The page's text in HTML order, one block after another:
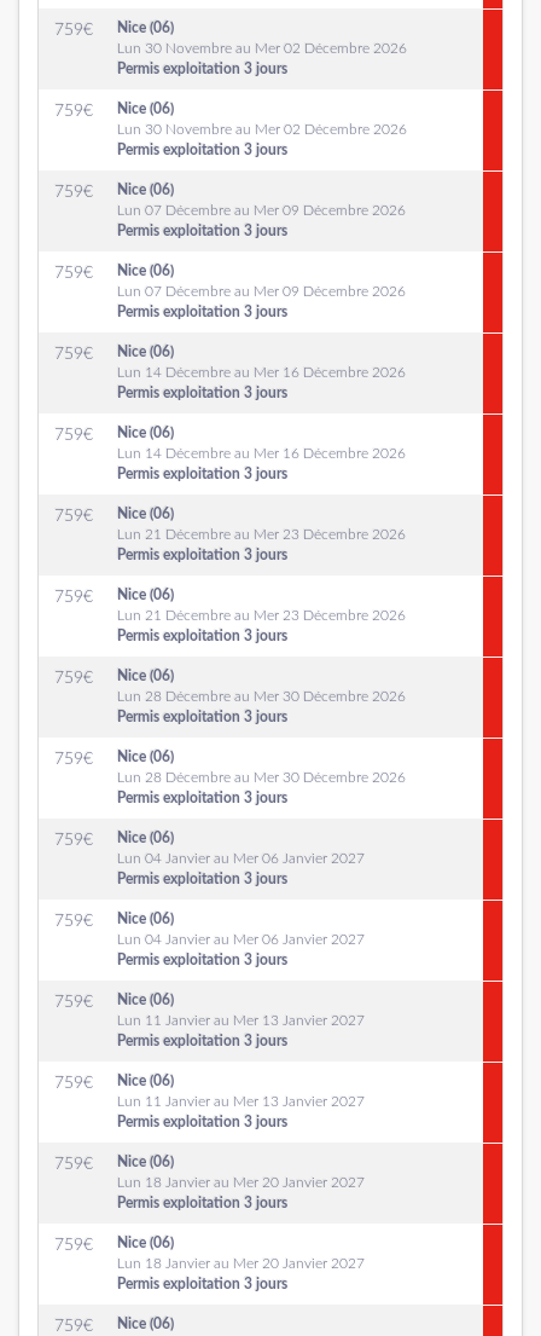
759€
Nice (06)
Lun 30 Novembre au Mer 02 Décembre 2026
Permis exploitation 3 jours
759€
Nice (06)
Lun 30 Novembre au Mer 02 Décembre 2026
Permis exploitation 3 jours
759€
Nice (06)
Lun 07 Décembre au Mer 09 Décembre 2026
Permis exploitation 3 jours
759€
Nice (06)
Lun 07 Décembre au Mer 09 Décembre 2026
Permis exploitation 3 jours
759€
Nice (06)
Lun 14 Décembre au Mer 16 Décembre 2026
Permis exploitation 3 jours
759€
Nice (06)
Lun 14 Décembre au Mer 16 Décembre 2026
Permis exploitation 3 jours
759€
Nice (06)
Lun 21 Décembre au Mer 23 Décembre 2026
Permis exploitation 3 jours
759€
Nice (06)
Lun 21 Décembre au Mer 23 Décembre 2026
Permis exploitation 3 jours
759€
Nice (06)
Lun 28 Décembre au Mer 30 Décembre 2026
Permis exploitation 3 jours
759€
Nice (06)
Lun 28 Décembre au Mer 30 Décembre 2026
Permis exploitation 3 jours
759€
Nice (06)
Lun 04 Janvier au Mer 06 Janvier 2027
Permis exploitation 3 jours
759€
Nice (06)
Lun 04 Janvier au Mer 06 Janvier 2027
Permis exploitation 3 jours
759€
Nice (06)
Lun 11 Janvier au Mer 13 Janvier 2027
Permis exploitation 3 jours
759€
Nice (06)
Lun 11 Janvier au Mer 13 Janvier 2027
Permis exploitation 3 jours
759€
Nice (06)
Lun 18 Janvier au Mer 20 Janvier 2027
Permis exploitation 3 jours
759€
Nice (06)
Lun 18 Janvier au Mer 20 Janvier 2027
Permis exploitation 3 jours
759€
Nice (06)